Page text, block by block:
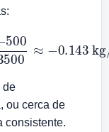
kg/dia
de
ou cerca de
consistente.